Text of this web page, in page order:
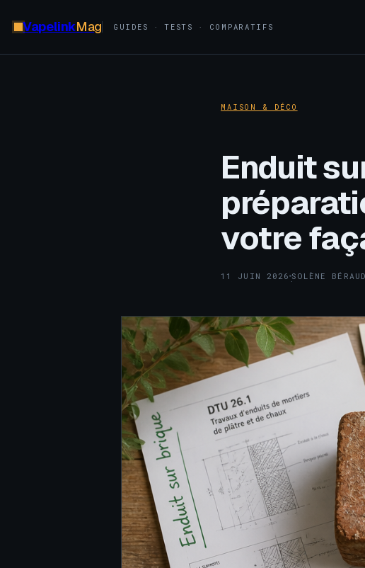
VapelinkMag GUIDES · TESTS · COMPARATIFS
MAISON & DÉCO
Enduit
votre
11 JUIN 2026·SOLÈNE